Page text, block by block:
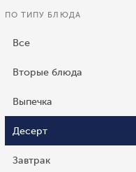
ПО ТИПУ БЛЮДА
Все
Вторые блюда
Выпечка
Десерт
Завтрак